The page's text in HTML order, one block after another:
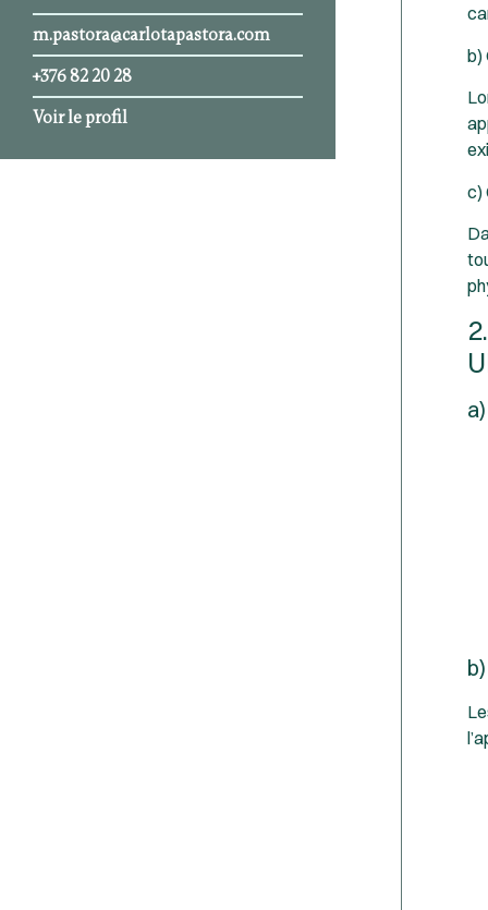
m.pastora@carlotapastora.com
+376 82 20 28
Voir le profil
b)
c)